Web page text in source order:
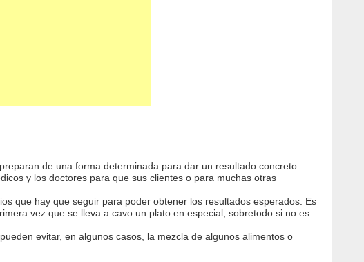
de una forma determinada para dar un resultado concreto.
y los doctores para que sus clientes o para muchas otras
que hay que seguir para poder obtener los resultados esperados. Es
vez que se lleva a cavo un plato en especial, sobretodo si no es
evitar, en algunos casos, la mezcla de algunos alimentos o